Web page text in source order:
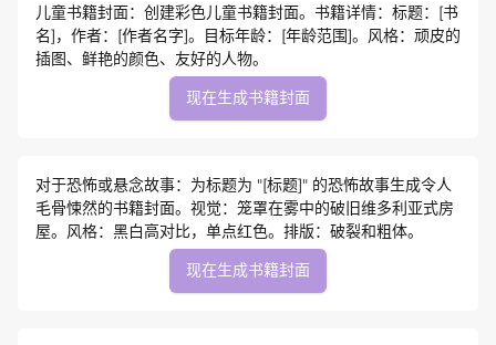
儿童书籍封面：创建彩色儿童书籍封面。书籍详情：标题：[书
名]，作者：[作者名字]。目标年龄：[年龄范围]。风格：顽皮的
插图、鲜艳的颜色、友好的人物。
现在生成书籍封面
对于恐怖或悬念故事：为标题为 "[标题]" 的恐怖故事生成令人
毛骨悚然的书籍封面。视觉：笼罩在雾中的破旧维多利亚式房
屋。风格：黑白高对比，单点红色。排版：破裂和粗体。
现在生成书籍封面